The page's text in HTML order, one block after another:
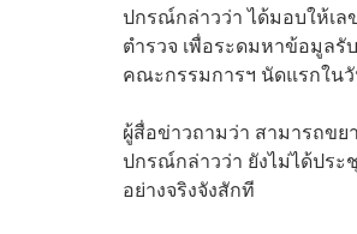
ปกรณ์กล่าวว่า ได้มอบให้เ
ตำรวจ เพื่อระดมหาข้อมูลรั
คณะกรรมการฯ นัดแรกในวั
ผู้สื่อข่าวถามว่า สามารถข
ปกรณ์กล่าวว่า ยังไม่ได้ประ
อย่างจริงจังสักที